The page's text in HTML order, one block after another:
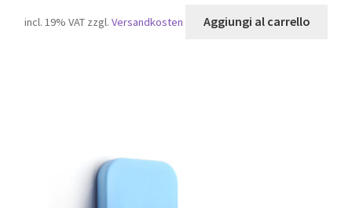
incl. 19% VAT zzgl. Versandkosten Aggiungi al carrello